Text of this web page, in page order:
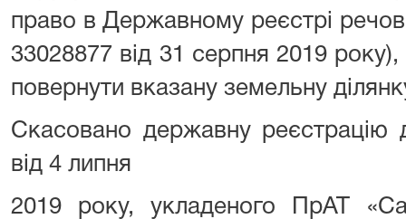
право в Державному реєстрі
33028877 від 31 серпня 2019 року),
повернути вказану земельну
Скасовано державну реєстрацію
від 4 липня
2019 року, укладеного ПрАТ